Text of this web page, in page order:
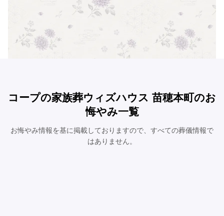
コープの家族葬ウィズハウス 苗穂本町のお
悔やみ一覧
お悔やみ情報を基に掲載しておりますので、すべての葬儀情報で
はありません。